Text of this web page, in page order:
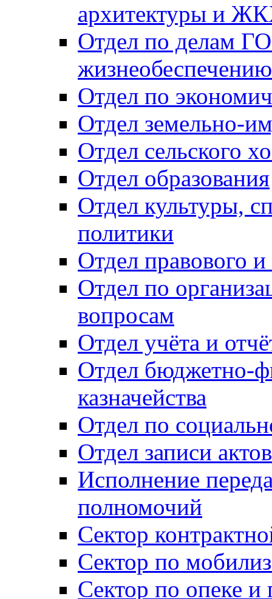
архитектуры и
Отдел по делам
Отдел по
Отдел земельно-
Отдел сельского
Отдел образования
Отдел культуры,
политики
Отдел правового
Отдел по
вопросам
Отдел учёта и
Отдел бюджетно-
казначейства
Отдел по
Отдел записи
Исполнение
полномочий
Сектор
Сектор по
Сектор по опеке и